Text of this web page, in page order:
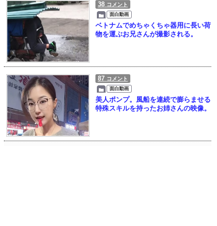
38 コメント
面白動画
ベトナムでめちゃくちゃ器用に長い荷
物を運ぶお兄さんが撮影される。
87 コメント
面白動画
美人ポンプ。風船を連続で膨らませる
特殊スキルを持ったお姉さんの映像。